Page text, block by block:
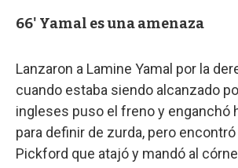
66' Yamal es una amenaza
Lanzaron a Lamine Yamal por la
cuando estaba siendo alcanzado
ingleses puso el freno y enganchó
para definir de zurda, pero encontró
Pickford que atajó y mandó al